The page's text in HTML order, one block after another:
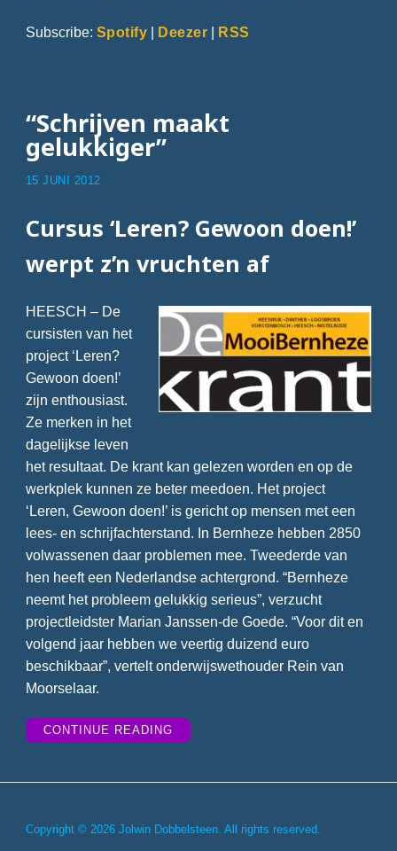
Subscribe: Spotify Deezer RSS
“Schrijven maakt
gelukkiger”
15 JUNI 2012
Cursus ‘Leren? Gewoon doen!’
werpt z’n vruchten af
HEESCH – De
cursisten van het
project ‘Leren?
Gewoon doen!’
zijn enthousiast.
Ze merken in het
dagelijkse leven
het resultaat. De krant kan gelezen worden en op de
werkplek kunnen ze beter meedoen. Het project
‘Leren, Gewoon doen!’ is gericht op mensen met een
lees- en schrijfachterstand. In Bernheze hebben 2850
volwassenen daar problemen mee. Tweederde van
hen heeft een Nederlandse achtergrond. “Bernheze
neemt het probleem gelukkig serieus”, verzucht
projectleidster Marian Janssen-de Goede. “Voor dit en
volgend jaar hebben we veertig duizend euro
beschikbaar”, vertelt onderwijswethouder Rein van
Moorselaar.
CONTINUE READING““SCHRIJVEN
MAAKT
Copyright © 2026 Jolwin Dobbelsteen. All rights reserved.